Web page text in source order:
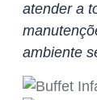
atender a
ambiente